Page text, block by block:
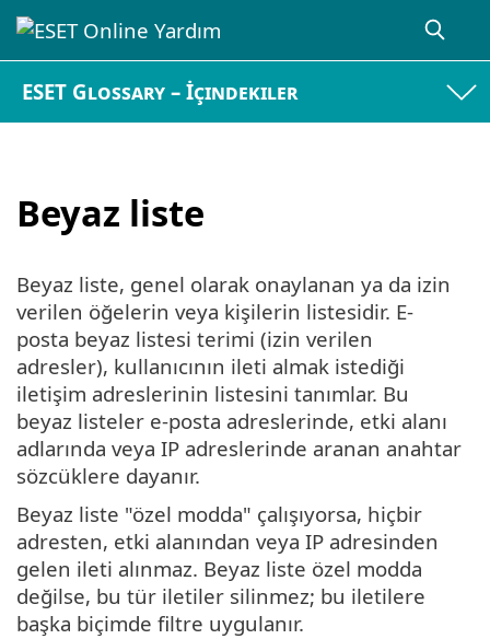
ESET Glossary – İçindekiler
Beyaz liste
Beyaz liste, genel olarak onaylanan ya da izin
verilen öğelerin veya kişilerin listesidir. E-
posta beyaz listesi terimi (izin verilen
adresler), kullanıcının ileti almak istediği
iletişim adreslerinin listesini tanımlar. Bu
beyaz listeler e-posta adreslerinde, etki alanı
adlarında veya IP adreslerinde aranan anahtar
sözcüklere dayanır.
Beyaz liste "özel modda" çalışıyorsa, hiçbir
adresten, etki alanından veya IP adresinden
gelen ileti alınmaz. Beyaz liste özel modda
değilse, bu tür iletiler silinmez; bu iletilere
başka biçimde filtre uygulanır.